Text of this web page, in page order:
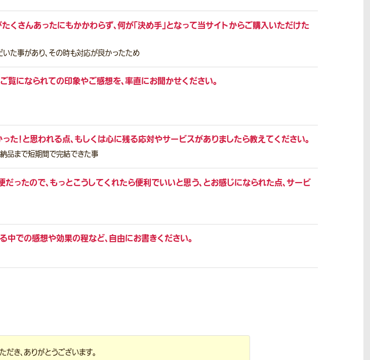
くさんあったにもかかわらず、何が「決め手」となって当サイトからご購入いただけた
た事があり、その時も対応が良かったため
覧になられての印象やご感想を、率直にお聞かせください。
た！と思われる点、もしくは心に残る応対やサービスがありましたら教えてください。
品まで短期間で完結できた事
だったので、もっとこうしてくれたら便利でいいと思う、とお感じになられた点、サービ
中での感想や効果の程など、自由にお書きください。
き、ありがとうございます。